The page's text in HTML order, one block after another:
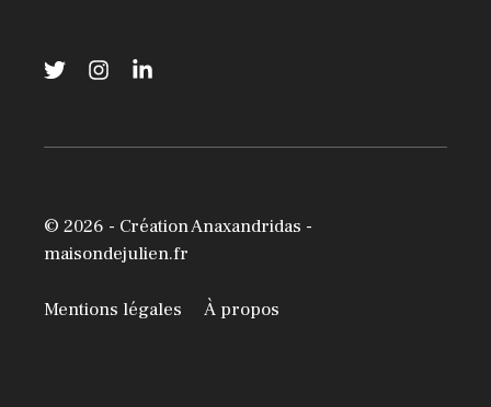
© 2026 - Création Anaxandridas -
maisondejulien.fr
Mentions légales À propos